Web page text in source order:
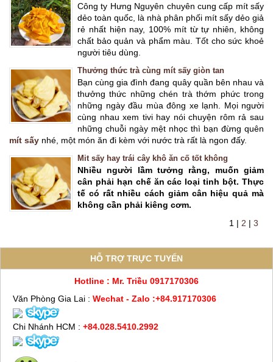
Công ty Hưng Nguyên chuyên cung cấp mít sấy
dẻo toàn quốc, là nhà phân phối mít sấy dẻo giả
rẻ nhất hiện nay, 100% mít từ tự nhiên, không
chất bảo quản và phẩm màu. Tốt cho sức khoẻ
người tiêu dùng.
Thưởng thức trà cùng mít sấy giòn tan
Bạn cùng gia đình đang quây quần bên nhau và
thưởng thức những chén trà thớm phức trong
những ngày đầu mùa đông xe lạnh. Mọi người
cùng nhau xem tivi hay nói chuyện rôm rả sau
những chuỗi ngày mệt nhọc thì bạn đừng quên
mít sấy nhé, một món ăn đi kèm với nước trà rất là ngon đấy.
Mit sấy hay trái cây khô ăn cố tốt không
Nhiều người lầm tưởng rằng, muốn giảm
cân phải hạn chế ăn các loại tinh bột. Thực
tế có rất nhiều cách giảm cân hiệu quả mà
không cần phải kiêng cơm.
1 | 2 | 3
HỖ TRỢ TRỰC TUYẾN
Hotline : Mr. Triều 0917170306
Văn Phòng Gia Lai : Wechat - Zalo :+84.917170306
Chi Nhánh HCM : +84.028.5410.2992
Các cách thưởng thức cà phê trên thế giới
Tổng quan sự phát triển cây cafe ở Việt Nam
CHỨNG NHẬN NHÀ NƯỚC VIỆT NAM CẤP CHO CÔNG
TY HƯNG NGUYÊN